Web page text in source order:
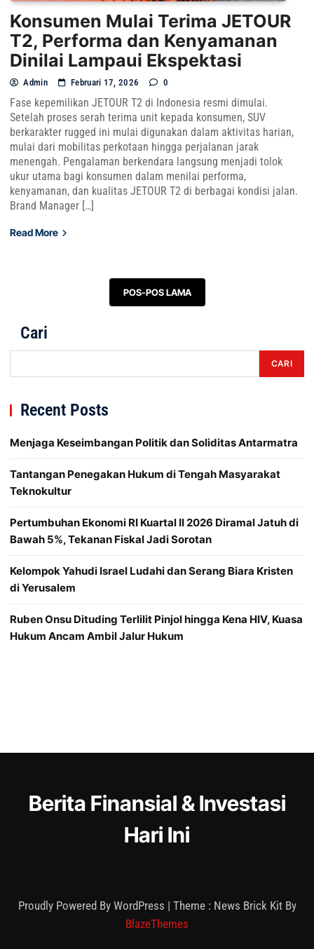
Konsumen Mulai Terima JETOUR
T2, Performa dan Kenyamanan
Dinilai Lampaui Ekspektasi
Admin Februari 17, 2026 0
Fase kepemilikan JETOUR T2 di Indonesia resmi dimulai.
Setelah proses serah terima unit kepada konsumen, SUV
berkarakter rugged ini mulai digunakan dalam aktivitas harian,
mulai dari mobilitas perkotaan hingga perjalanan jarak
menengah. Pengalaman berkendara langsung menjadi tolok
ukur utama bagi konsumen dalam menilai performa,
kenyamanan, dan kualitas JETOUR T2 di berbagai kondisi jalan.
Brand Manager […]
Read More
POS-POS LAMA
Cari
CARI
Recent Posts
Menjaga Keseimbangan Politik dan Soliditas Antarmatra
Tantangan Penegakan Hukum di Tengah Masyarakat
Teknokultur
Pertumbuhan Ekonomi RI Kuartal II 2026 Diramal Jatuh di
Bawah 5%, Tekanan Fiskal Jadi Sorotan
Kelompok Yahudi Israel Ludahi dan Serang Biara Kristen
di Yerusalem
Ruben Onsu Dituding Terlilit Pinjol hingga Kena HIV, Kuasa
Hukum Ancam Ambil Jalur Hukum
Berita Finansial & Investasi
Hari Ini
Proudly Powered By WordPress | Theme : News Brick Kit By
BlazeThemes